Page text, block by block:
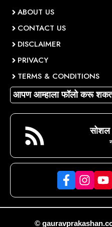
ABOUT US
CONTACT US
DISCLAIMER
PRIVACY
TERMS & CONDITIONS
आपण आम्हाला फॉलो करू
सोशल
©